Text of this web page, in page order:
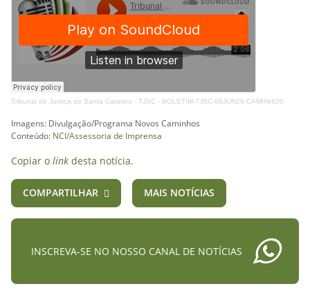
Tribunal de Justiça de Santa Catarina - TJSC · BOLETIM-TJSC-08JUN26-CAMINHOS
Imagens: Divulgação/Programa Novos Caminhos
Conteúdo: NCI/Assessoria de Imprensa
Copiar o link desta notícia.
COMPARTILHAR MAIS NOTÍCIAS
INSCREVA-SE NO NOSSO CANAL DE NOTÍCIAS